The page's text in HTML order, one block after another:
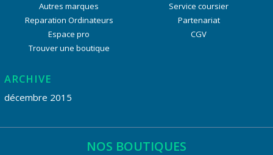
Autres marques
Reparation Ordinateurs
Espace pro
Trouver une boutique
Service coursier
Partenariat
CGV
ARCHIVE
décembre 2015
NOS BOUTIQUES